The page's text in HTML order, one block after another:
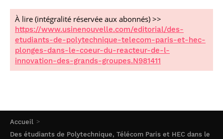
Accueil
Des étudiants de Polytechnique, Télécom Paris et HEC dans le
À lire (intégralité réservée aux abonnés) >>
https://www.usinenouvelle.com/editorial/des-
etudiants-de-polytechnique-telecom-paris-et-hec-
plonges-dans-le-coeur-du-reacteur-de-l-
innovation-des-grands-groupes.N981411